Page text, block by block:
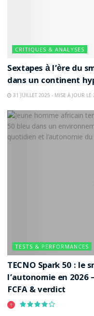
CRITIQUES & ANALYSES
Sextapes à l’ère du
dans un continent
31 JUILLET 2025 - MISE À JOUR
TESTS & PERFORMANCES
TECNO Spark 50 :
l’autonomie en 2026
FCFA & verdict